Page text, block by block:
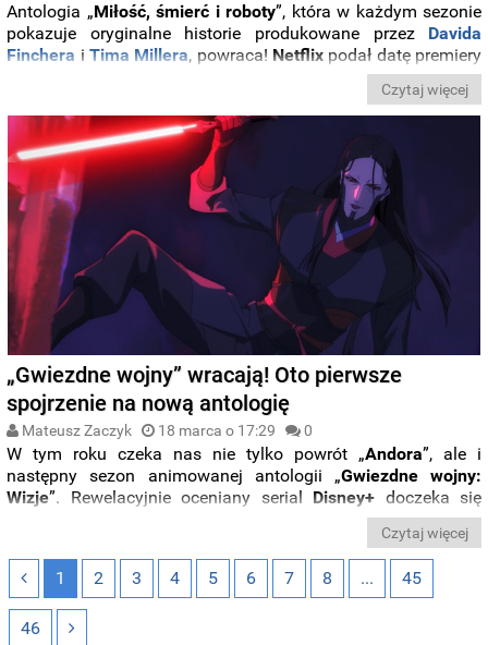
Antologia „Miłość, śmierć i roboty”, która w każdym sezonie
pokazuje oryginalne historie produkowane przez Davida
Finchera i Tima Millera, powraca! Netflix podał datę premiery
. Zerknijcie poniżej.
Czytaj więcej
„Gwiezdne wojny” wracają! Oto pierwsze
spojrzenie na nową antologię
Mateusz Zaczyk 18 marca o 17:29 0
W tym roku czeka nas nie tylko powrót „Andora”, ale i
następny sezon animowanej antologii „Gwiezdne wojny:
Wizje”. Rewelacyjnie oceniany serial Disney+ doczeka się
trzeciego sezonu, a my otrzymaliśmy właśnie pierwsze
Czytaj więcej
1 2 3 4 5 6 7 8 ... 45
46